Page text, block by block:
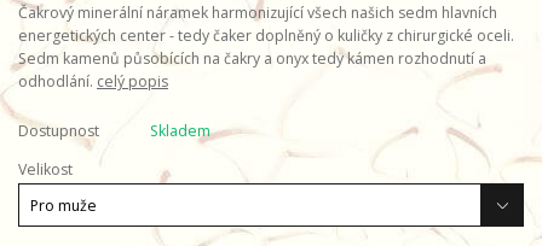
Čakrový minerální náramek harmonizující všech našich sedm hlavních
energetických center - tedy čaker doplněný o kuličky z chirurgické oceli.
Sedm kamenů působících na čakry a onyx tedy kámen rozhodnutí a
odhodlání. celý popis
Dostupnost
Skladem
Velikost